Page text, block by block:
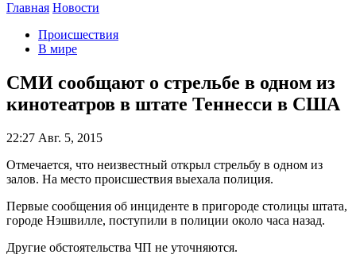
Главная Новости
Происшествия
В мире
СМИ сообщают о стрельбе в одном из
кинотеатров в штате Теннесси в США
22:27 Авг. 5, 2015
Отмечается, что неизвестный открыл стрельбу в одном из
залов. На место происшествия выехала полиция.
Первые сообщения об инциденте в пригороде столицы штата,
городе Нэшвилле, поступили в полиции около часа назад.
Другие обстоятельства ЧП не уточняются.